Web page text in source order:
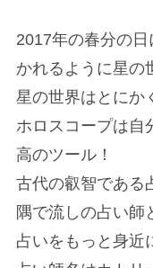
2017年の春分の
かれるように星の
星の世界はとにか
ホロスコープは自
高のツール！
古代の叡智である
隅で流しの占い師
占いをもっと身近